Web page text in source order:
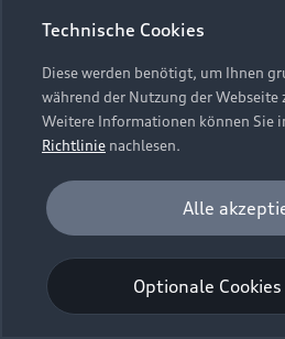
Bordbuch &
Verträge kündigen
Vertrag widerrufen
Datenschutz
Audi erleben
Newsletter
Datenschutzinformation
Cookie-Richtlinie
Barrierefreiheit
Digital Services Act
EU Data Act
Embleme am Fahrzeug bei
Webseite kann abweichen.
Technische Cookies
Diese werden benötigt, um Ihnen
während der Nutzung der Webseite
Weitere Informationen können Sie
Richtlinie nachlesen.
Analyse und Statistik
Performance Cookies sammeln
darüber, wie unsere Webseite
Anzahl der Besuche, Verweildauer).
werden zur Optimierung der
Optionale
Alle